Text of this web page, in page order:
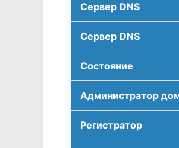
Сервер DNS
Сервер DNS
Соcтояние
Администратор
Регистратор